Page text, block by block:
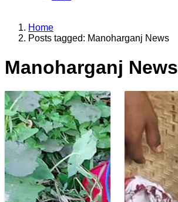
Home
Posts tagged: Manoharganj News
Manoharganj News